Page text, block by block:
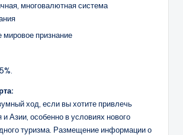
многовалютная система
мировое признание
ход, если вы хотите привлечь
и Азии, особенно в условиях нового
туризма. Размещение информации о